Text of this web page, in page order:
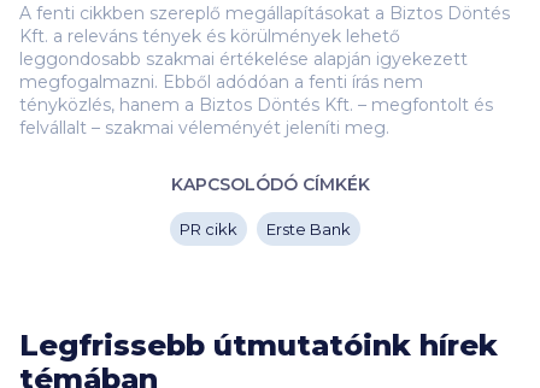
A fenti cikkben szereplő megállapításokat a Biztos Döntés
Kft. a releváns tények és körülmények lehető
leggondosabb szakmai értékelése alapján igyekezett
megfogalmazni. Ebből adódóan a fenti írás nem
tényközlés, hanem a Biztos Döntés Kft. – megfontolt és
felvállalt – szakmai véleményét jeleníti meg.
KAPCSOLÓDÓ CÍMKÉK
PR cikk Erste Bank
Legfrissebb útmutatóink hírek
témában